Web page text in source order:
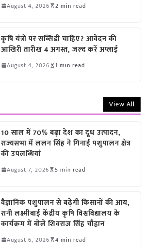
August 4, 2026 2 min read
कृषि यंत्रों पर सब्सिडी चाहिए? आवेदन की
आखिरी तारीख 4 अगस्त, जल्द करें अप्लाई
August 4, 2026 1 min read
View All
10 साल में 70% बढ़ा देश का दूध उत्पादन,
राज्यसभा में ललन सिंह ने गिनाईं पशुपालन क्षेत्र
की उपलब्धियां
August 7, 2026 5 min read
वैज्ञानिक पशुपालन से बढ़ेगी किसानों की आय,
रानी लक्ष्मीबाई केंद्रीय कृषि विश्वविद्यालय के
कार्यक्रम में बोले शिवराज सिंह चौहान
August 6, 2026 4 min read